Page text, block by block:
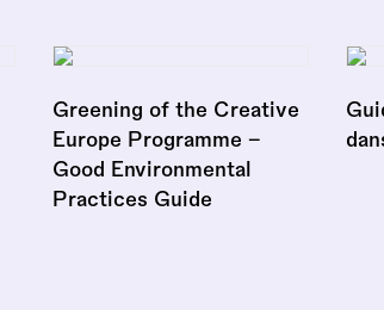
Greening of the Creative
Europe Programme –
Good Environmental
Practices Guide